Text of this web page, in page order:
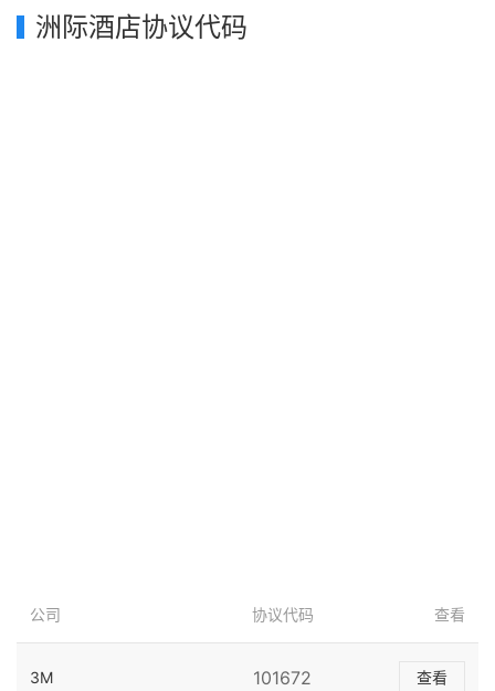
洲际酒店协议代码
公司 协议代码 查看
3M 101672 查看